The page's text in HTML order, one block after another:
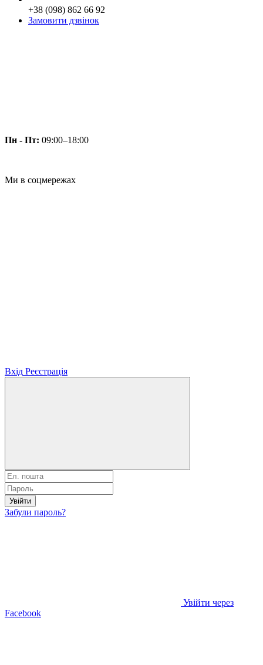
+38 (098) 862 66 92
Замовити дзвінок
Пн - Пт: 09:00–18:00
Ми в соцмережах
Вхід Реєстрація
Увійти
Забули пароль?
Увійти через
Facebook